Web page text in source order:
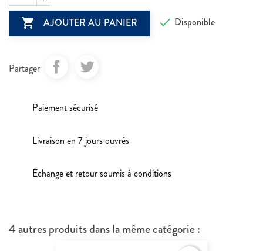
 AJOUTER AU PANIER  Disponible
Partager
Paiement sécurisé
Livraison en 7 jours ouvrés
Échange et retour soumis à conditions
4 autres produits dans la même catégorie :